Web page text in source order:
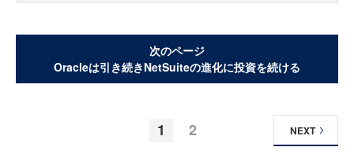
次のページ
Oracleは引き続きNetSuiteの進化に投資を続ける
1 2 NEXT